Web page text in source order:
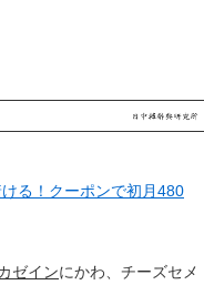
る！クーポンで初月480
ゼインにかわ、チーズセメ